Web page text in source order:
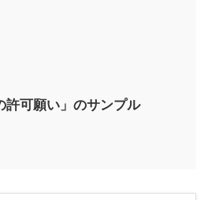
許可願い」のサンプル